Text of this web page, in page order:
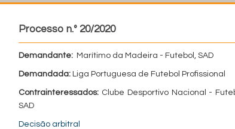
Processo n.º 20/2020
Demandante: Marítimo da Madeira - Futebol, SAD
Demandada: Liga Portuguesa de Futebol Profissional
Contrainteressados: Clube Desportivo Nacional -
SAD
Decisão arbitral